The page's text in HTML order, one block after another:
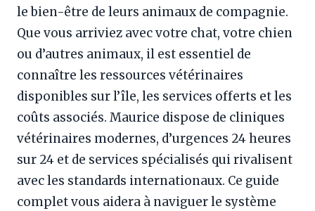
le bien-être de leurs animaux de compagnie.
Que vous arriviez avec votre chat, votre chien
ou d’autres animaux, il est essentiel de
connaître les ressources vétérinaires
disponibles sur l’île, les services offerts et les
coûts associés. Maurice dispose de cliniques
vétérinaires modernes, d’urgences 24 heures
sur 24 et de services spécialisés qui rivalisent
avec les standards internationaux. Ce guide
complet vous aidera à naviguer le système